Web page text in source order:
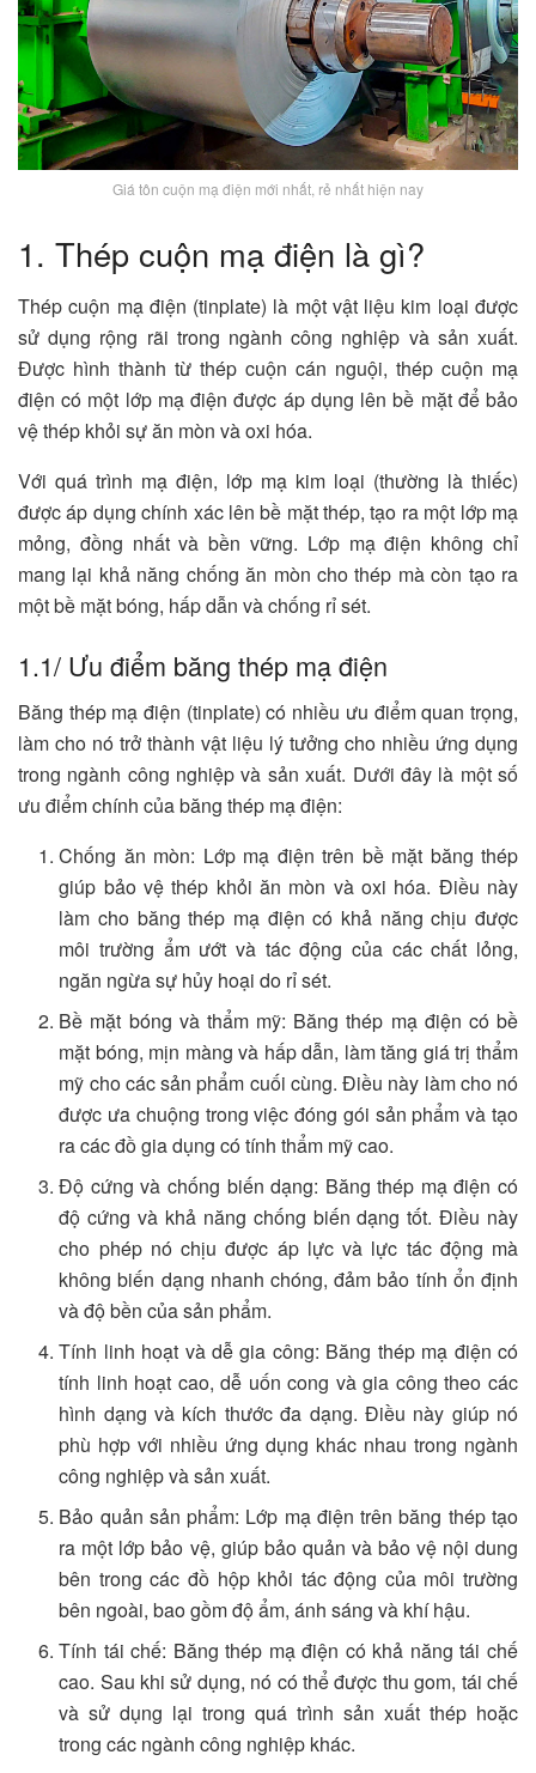
Giá tôn cuộn mạ điện mới nhất, rẻ nhất hiện nay
1. Thép cuộn mạ điện là gì?
Thép cuộn mạ điện (tinplate) là một vật liệu kim loại được
sử dụng rộng rãi trong ngành công nghiệp và sản xuất.
Được hình thành từ thép cuộn cán nguội, thép cuộn mạ
điện có một lớp mạ điện được áp dụng lên bề mặt để bảo
vệ thép khỏi sự ăn mòn và oxi hóa.
Với quá trình mạ điện, lớp mạ kim loại (thường là thiếc)
được áp dụng chính xác lên bề mặt thép, tạo ra một lớp mạ
mỏng, đồng nhất và bền vững. Lớp mạ điện không chỉ
mang lại khả năng chống ăn mòn cho thép mà còn tạo ra
một bề mặt bóng, hấp dẫn và chống rỉ sét.
1.1/ Ưu điểm băng thép mạ điện
Băng thép mạ điện (tinplate) có nhiều ưu điểm quan trọng,
làm cho nó trở thành vật liệu lý tưởng cho nhiều ứng dụng
trong ngành công nghiệp và sản xuất. Dưới đây là một số
ưu điểm chính của băng thép mạ điện:
Chống ăn mòn: Lớp mạ điện trên bề mặt băng thép
giúp bảo vệ thép khỏi ăn mòn và oxi hóa. Điều này
làm cho băng thép mạ điện có khả năng chịu được
môi trường ẩm ướt và tác động của các chất lỏng,
ngăn ngừa sự hủy hoại do rỉ sét.
Bề mặt bóng và thẩm mỹ: Băng thép mạ điện có bề
mặt bóng, mịn màng và hấp dẫn, làm tăng giá trị thẩm
mỹ cho các sản phẩm cuối cùng. Điều này làm cho nó
được ưa chuộng trong việc đóng gói sản phẩm và tạo
ra các đồ gia dụng có tính thẩm mỹ cao.
Độ cứng và chống biến dạng: Băng thép mạ điện có
độ cứng và khả năng chống biến dạng tốt. Điều này
cho phép nó chịu được áp lực và lực tác động mà
không biến dạng nhanh chóng, đảm bảo tính ổn định
và độ bền của sản phẩm.
Tính linh hoạt và dễ gia công: Băng thép mạ điện có
tính linh hoạt cao, dễ uốn cong và gia công theo các
hình dạng và kích thước đa dạng. Điều này giúp nó
phù hợp với nhiều ứng dụng khác nhau trong ngành
công nghiệp và sản xuất.
Bảo quản sản phẩm: Lớp mạ điện trên băng thép tạo
ra một lớp bảo vệ, giúp bảo quản và bảo vệ nội dung
bên trong các đồ hộp khỏi tác động của môi trường
bên ngoài, bao gồm độ ẩm, ánh sáng và khí hậu.
Tính tái chế: Băng thép mạ điện có khả năng tái chế
cao. Sau khi sử dụng, nó có thể được thu gom, tái chế
và sử dụng lại trong quá trình sản xuất thép hoặc
trong các ngành công nghiệp khác.